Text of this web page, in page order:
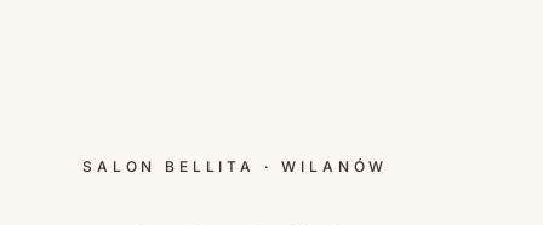
SALON BELLITA · WILANÓW